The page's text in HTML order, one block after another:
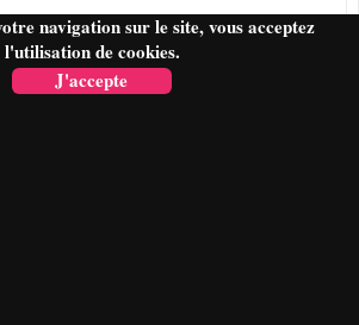
navigation sur le site, vous acceptez
l'utilisation de cookies.
J'accepte